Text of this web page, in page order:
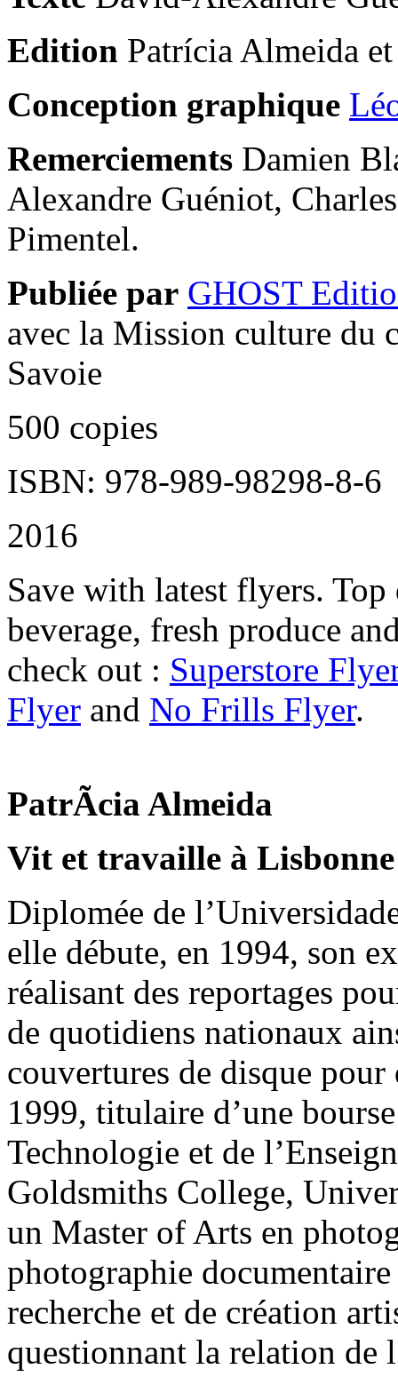
Edition Patrícia Almeida
Conception graphique
Remerciements Damien
Alexandre Guéniot,
Pimentel.
Publiée par GHOST
avec la Mission culture du
Savoie
500 copies
ISBN: 978-989-98298-8-6
2016
Save with latest flyers. Top
beverage, fresh produce
check out : Superstore
Flyer and No Frills Flyer.
PatrÃ­cia Almeida
Vit et travaille à Lisbonne
Diplomée de
elle débute, en 1994, son
réalisant des reportages
de quotidiens nationaux
couvertures de disque
1999, titulaire d’une
Technologie et de
Goldsmiths College,
un Master of Arts en
photographie
recherche et de création
questionnant la relation de